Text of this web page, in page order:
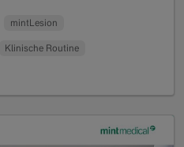
mintLesion
Klinische Routine